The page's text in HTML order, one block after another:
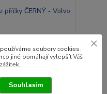
soubory cookies.
jiné pomáhají vylepšít Váš
Souhlasím